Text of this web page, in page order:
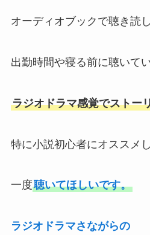
オーディオブックで聴き読
出勤時間や寝る前に聴いて
ラジオドラマ感覚でストー
特に小説初心者にオススメ
一度聴いてほしいです。
ラジオドラマさながらの